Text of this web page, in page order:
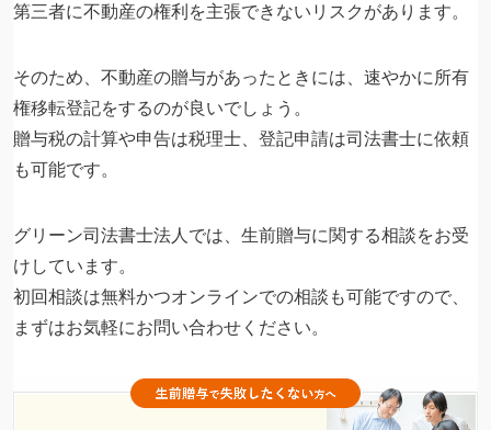
第三者に不動産の権利を主張できないリスクがあります。
そのため、不動産の贈与があったときには、速やかに所有
権移転登記をするのが良いでしょう。
贈与税の計算や申告は税理士、登記申請は司法書士に依頼
も可能です。
グリーン司法書士法人では、生前贈与に関する相談をお受
けしています。
初回相談は無料かつオンラインでの相談も可能ですので、
まずはお気軽にお問い合わせください。